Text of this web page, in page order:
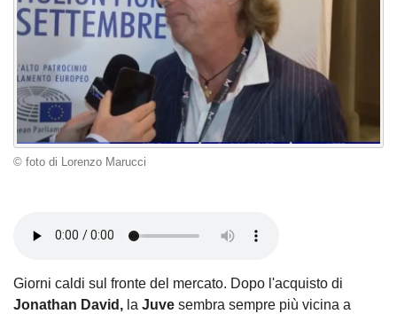
© foto di Lorenzo Marucci
Giorni caldi sul fronte del mercato. Dopo l'acquisto di
Jonathan David, la Juve sembra sempre più vicina a